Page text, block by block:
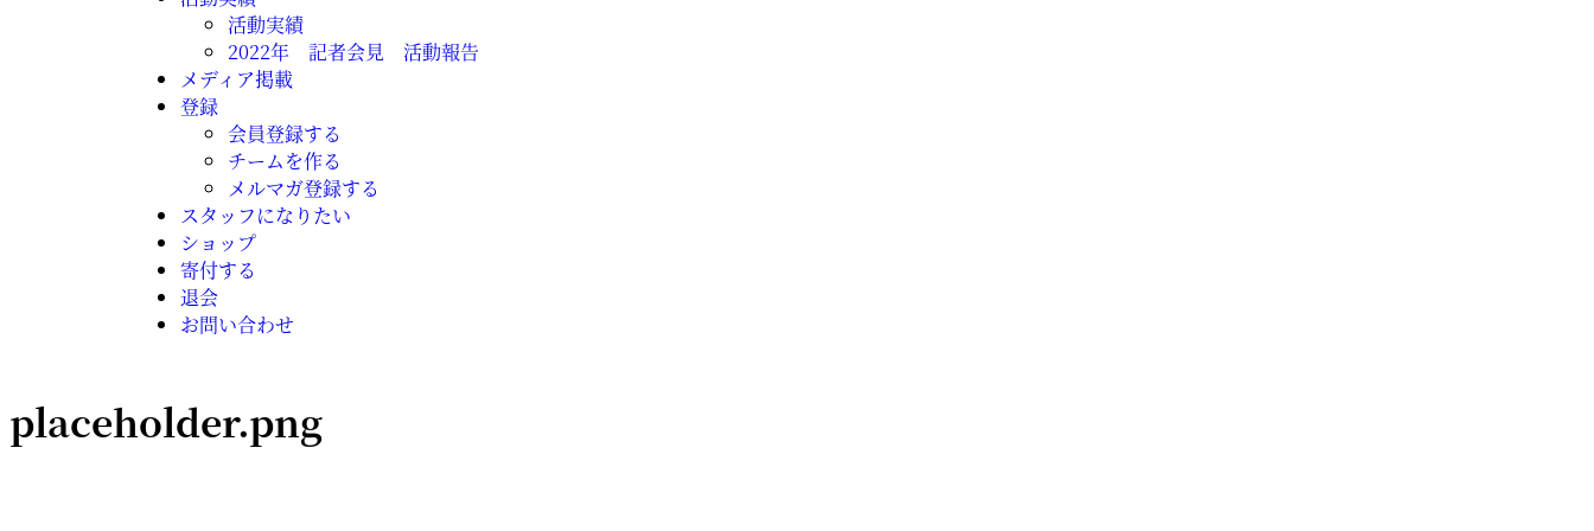
活動実績
2022年 記者会見 活動報告
メディア掲載
登録
会員登録する
チームを作る
メルマガ登録する
スタッフになりたい
ショップ
寄付する
退会
お問い合わせ
placeholder.png